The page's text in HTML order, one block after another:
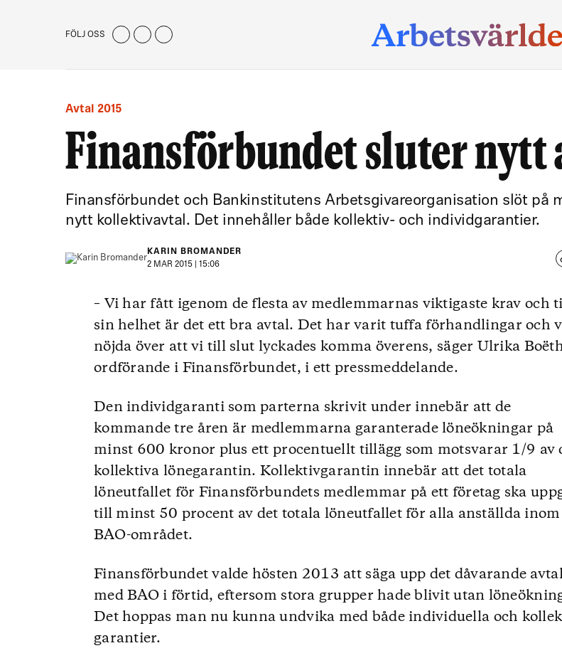
FÖLJ OSS
Avtal 2015
Finansförbundet sluter nytt
Finansförbundet och Bankinstitutens Arbetsgivareorganisation slöt på
nytt kollektivavtal. Det innehåller både kollektiv- och individgarantier.
KARIN BROMANDER
2 MAR 2015 | 15:06
– Vi har fått igenom de flesta av medlemmarnas viktigaste krav och
sin helhet är det ett bra avtal. Det har varit tuffa förhandlingar och
nöjda över att vi till slut lyckades komma överens, säger Ulrika
ordförande i Finansförbundet, i ett pressmeddelande.
Den individgaranti som parterna skrivit under innebär att de
kommande tre åren är medlemmarna garanterade löneökningar på
minst 600 kronor plus ett procentuellt tillägg som motsvarar 1/9 av
kollektiva lönegarantin. Kollektivgarantin innebär att det totala
löneutfallet för Finansförbundets medlemmar på ett företag ska
till minst 50 procent av det totala löneutfallet för alla anställda inom
BAO-området.
Finansförbundet valde hösten 2013 att säga upp det dåvarande
med BAO i förtid, eftersom stora grupper hade blivit utan
Det hoppas man nu kunna undvika med både individuella och
garantier.